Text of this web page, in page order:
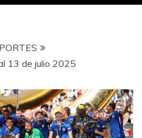
13 de julio 2025